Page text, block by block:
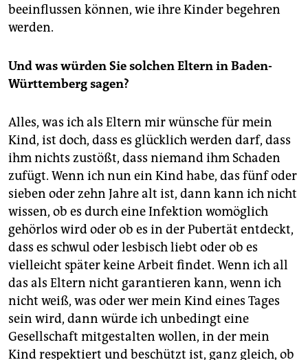
beeinflussen können, wie ihre Kinder begehren
werden.
Und was würden Sie solchen Eltern in Baden-
Württemberg sagen?
Alles, was ich als Eltern mir wünsche für mein
Kind, ist doch, dass es glücklich werden darf, dass
ihm nichts zustößt, dass niemand ihm Schaden
zufügt. Wenn ich nun ein Kind habe, das fünf oder
sieben oder zehn Jahre alt ist, dann kann ich nicht
wissen, ob es durch eine Infektion womöglich
gehörlos wird oder ob es in der Pubertät entdeckt,
dass es schwul oder lesbisch liebt oder ob es
vielleicht später keine Arbeit findet. Wenn ich all
das als Eltern nicht garantieren kann, wenn ich
nicht weiß, was oder wer mein Kind eines Tages
sein wird, dann würde ich unbedingt eine
Gesellschaft mitgestalten wollen, in der mein
Kind respektiert und beschützt ist, ganz gleich, ob